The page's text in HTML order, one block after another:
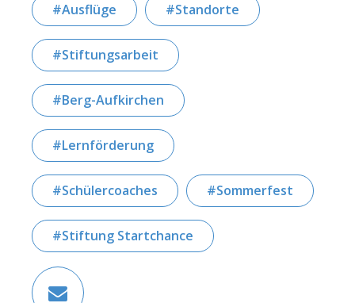
Ausflüge Standorte
Stiftungsarbeit
Berg-Aufkirchen
Lernförderung
Schülercoaches Sommerfest
Stiftung Startchance